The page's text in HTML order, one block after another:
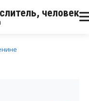
человек